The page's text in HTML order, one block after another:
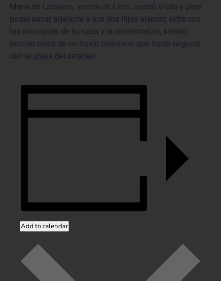
Maria de Labayen, vecina de Lezo, quedó viuda y para
poder sacar adelante a sus dos hijas elaboró sidra con
las manzanas de su casa y la comercializó, siendo
incluso socia de un barco ballenero que hacía negocio
con la grasa del cetáceo.
Add to calendar